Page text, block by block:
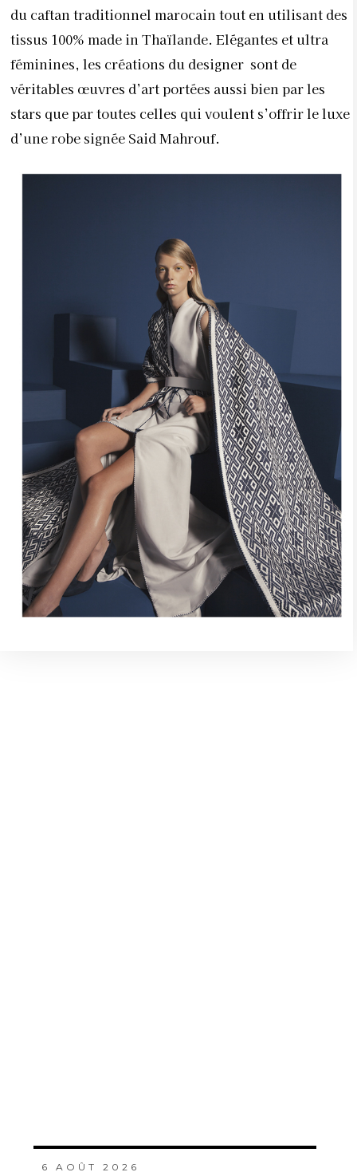
du caftan traditionnel marocain tout en utilisant des
tissus 100% made in Thaïlande. Elégantes et ultra
féminines, les créations du designer sont de
véritables œuvres d’art portées aussi bien par les
stars que par toutes celles qui voulent s’offrir le luxe
d’une robe signée Said Mahrouf.
6 AOÛT 2026